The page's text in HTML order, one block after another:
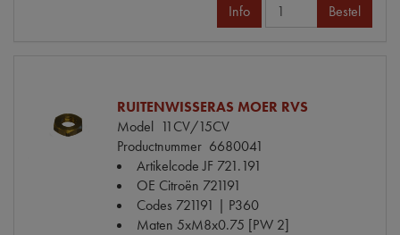
Info Bestel
RUITENWISSERAS MOER RVS
Model 11CV/15CV
Productnummer 6680041
Artikelcode JF 721.191
OE Citroën 721191
Codes 721191 | P360
Maten 5xM8x0.75 [PW 2]